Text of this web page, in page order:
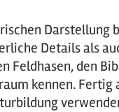
Details als
den
kennen.